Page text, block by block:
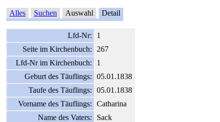
Alles Suchen Auswahl Detail
Lfd-Nr:
1
Seite im Kirchenbuch:
267
Lfd-Nr im Kirchenbuch:
1
Geburt des Täuflings:
05.01.1838
Taufe des Täuflings:
05.01.1838
Vorname des Täuflings:
Catharina
Name des Vaters:
Sack